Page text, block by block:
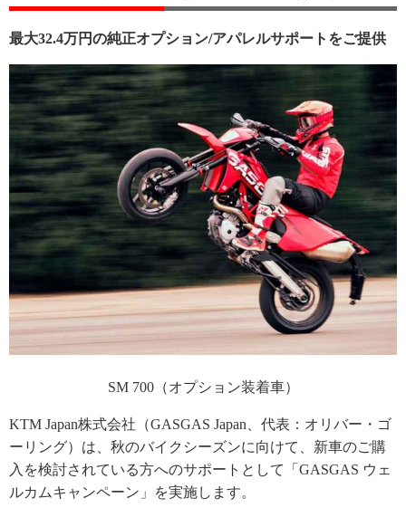
最大32.4万円の純正オプション/アパレルサポートをご提供
SM 700（オプション装着車）
KTM Japan株式会社（GASGAS Japan、代表：オリバー・ゴ
ーリング）は、秋のバイクシーズンに向けて、新車のご購
入を検討されている方へのサポートとして「GASGAS ウェ
ルカムキャンペーン」を実施します。